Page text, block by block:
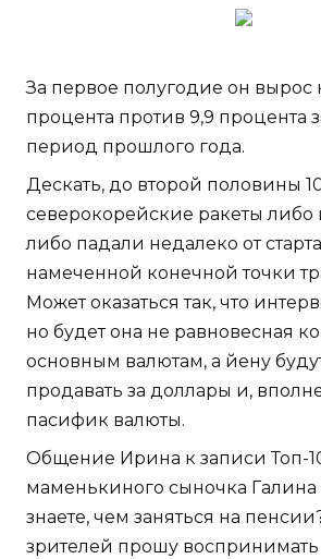
За первое полугодие он вырос
процента против 9,9 процента
период прошлого года.
Дескать, до второй половины
северокорейские ракеты либо
либо падали недалеко от
намеченной конечной точки
Может оказаться так, что
но будет она не равновесная
основным валютам, а йену
продавать за доллары и,
пасифик валюты.
Общение Ирина к записи Топ-
маменькиного сыночка Галина
знаете, чем заняться на
зрителей прошу воспринимать